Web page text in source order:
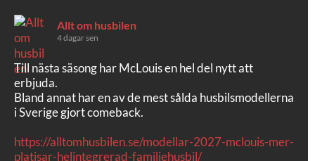
Allt om husbilen
4 dagar sen
Till nästa säsong har McLouis en hel del nytt att
erbjuda.
Bland annat har en av de mest sålda husbilsmodellerna
i Sverige gjort comeback.
https://alltomhusbilen.se/modellar-2027-mclouis-mer-
platisar-helintegrerad-familjehusbil/